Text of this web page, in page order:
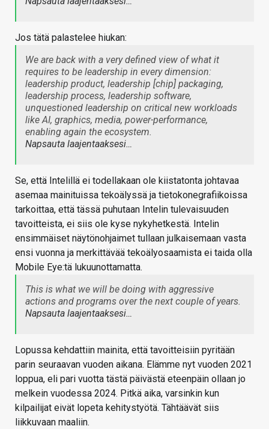
Jos tätä palastelee hiukan:
We are back with a very defined view of what it
requires to be leadership in every dimension:
leadership product, leadership [chip] packaging,
leadership process, leadership software,
unquestioned leadership on critical new workloads
like AI, graphics, media, power-performance,
enabling again the ecosystem.
Napsauta laajentaaksesi…
Se, että Intelillä ei todellakaan ole kiistatonta johtavaa
asemaa mainituissa tekoälyssä ja tietokonegrafiikoissa
tarkoittaa, että tässä puhutaan Intelin tulevaisuuden
tavoitteista, ei siis ole kyse nykyhetkestä. Intelin
ensimmäiset näytönohjaimet tullaan julkaisemaan vasta
ensi vuonna ja merkittävää tekoälyosaamista ei taida olla
Mobile Eye:tä lukuunottamatta.
This is what we will be doing with aggressive
actions and programs over the next couple of years.
Napsauta laajentaaksesi…
Lopussa kehdattiin mainita, että tavoitteisiin pyritään
parin seuraavan vuoden aikana. Elämme nyt vuoden 2021
loppua, eli pari vuotta tästä päivästä eteenpäin ollaan jo
melkein vuodessa 2024. Pitkä aika, varsinkin kun
kilpailijat eivät lopeta kehitystyötä. Tähtäävät siis
liikkuvaan maaliin.